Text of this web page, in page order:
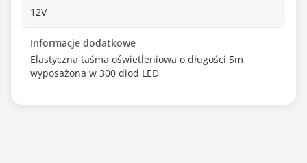
12V
Informacje dodatkowe
Elastyczna taśma oświetleniowa o długości 5m
wyposażona w 300 diod LED